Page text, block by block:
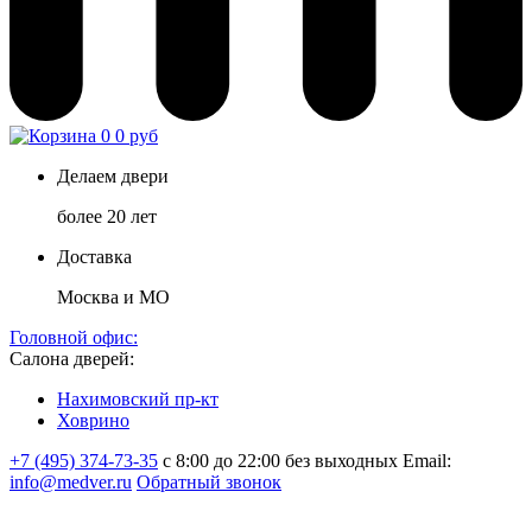
0 0 руб
Делаем двери
более 20 лет
Доставка
Москва и МО
Головной офис:
Салона дверей:
Нахимовский пр-кт
Ховрино
+7 (495) 374-73-35 с 8:00 до 22:00 без выходных Email:
info@medver.ru Обратный звонок